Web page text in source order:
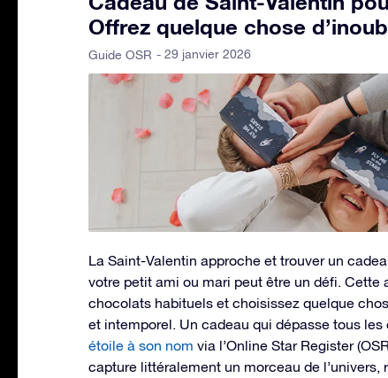
Offrez quelque chose
Guide OSR - 29 janvier 2026
La Saint-Valentin approche et trouver un
votre petit ami ou mari peut être un défi. Cette
chocolats habituels et choisissez quelque
et intemporel. Un cadeau qui dépasse tous les
étoile à son nom via l’Online Star Register
capture littéralement un morceau de l’univers,